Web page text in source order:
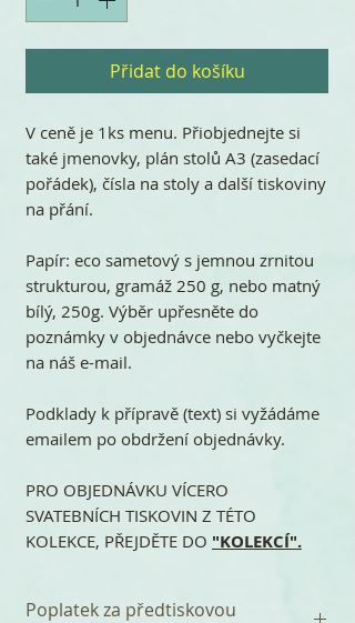
Přidat do košíku
V ceně je 1ks menu. Přiobjednejte si
také jmenovky, plán stolů A3 (zasedací
pořádek), čísla na stoly a další tiskoviny
na přání.
Papír: eco sametový s jemnou zrnitou
strukturou, gramáž 250 g, nebo matný
bílý, 250g. Výběr upřesněte do
poznámky v objednávce nebo vyčkejte
na náš e-mail.
Podklady k přípravě (text) si vyžádáme
emailem po obdržení objednávky.
PRO OBJEDNÁVKU VÍCERO
SVATEBNÍCH TISKOVIN Z TÉTO
KOLEKCE, PŘEJDĚTE DO "KOLEKCÍ".
Poplatek za předtiskovou